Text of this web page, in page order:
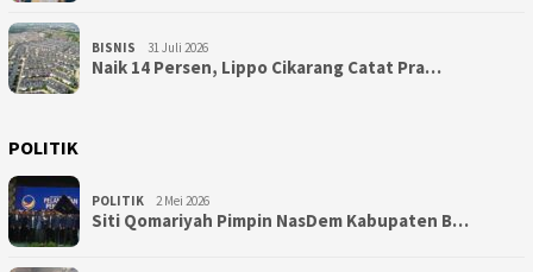
BISNIS 31 Juli 2026
Naik 14 Persen, Lippo Cikarang Catat Pra…
POLITIK
POLITIK 2 Mei 2026
Siti Qomariyah Pimpin NasDem Kabupaten B…